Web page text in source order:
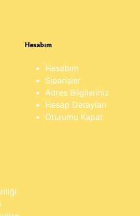
Hesabım
Hesabım
Siparişler
Adres Bilgileriniz
Hesap Detayları
Oturumu Kapat